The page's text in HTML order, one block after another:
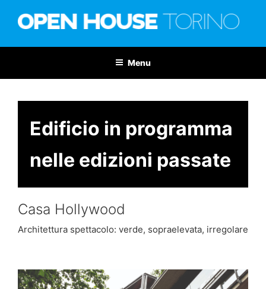
Menu
Edificio in programma
nelle edizioni passate
Casa Hollywood
Architettura spettacolo: verde, sopraelevata, irregolare